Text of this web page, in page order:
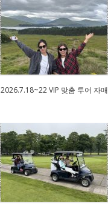
2026.7.18~22 VIP 맞춤 투어 자매